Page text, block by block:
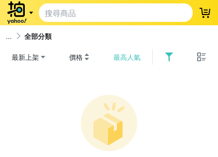
登
全部分類
最新上架 價格 最高人氣